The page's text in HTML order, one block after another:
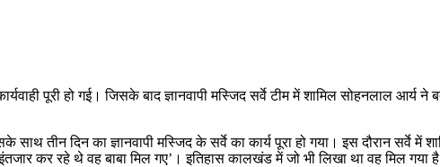
पूरी हो गई। जिसके बाद ज्ञानवापी मस्जिद सर्वे टीम में शामिल सोहनलाल आर्य
तीन दिन का ज्ञानवापी मस्जिद के सर्वे का कार्य पूरा हो गया। इस दौरान सर्वे में
कर रहे थे वह बाबा मिल गए’। इतिहास कालखंड में जो भी लिखा था वह मिल